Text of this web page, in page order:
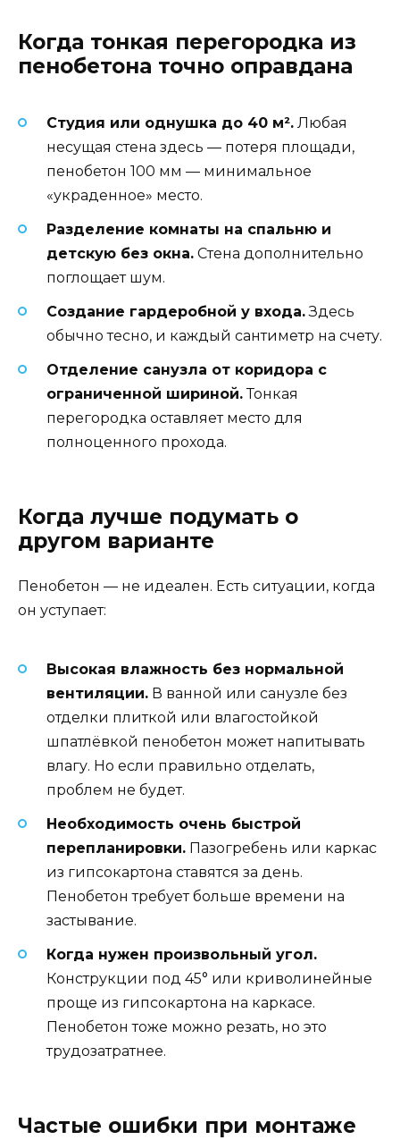
Когда тонкая перегородка из
пенобетона точно оправдана
Студия или однушка до 40 м². Любая
несущая стена здесь — потеря площади,
пенобетон 100 мм — минимальное
«украденное» место.
Разделение комнаты на спальню и
детскую без окна. Стена дополнительно
поглощает шум.
Создание гардеробной у входа.Здесь
обычно тесно, и каждый сантиметр на счету.
Отделение санузла от коридора с
ограниченной шириной.Тонкая
перегородка оставляет место для
полноценного прохода.
Когда лучше подумать о
другом варианте
Пенобетон — не идеален. Есть ситуации, когда
он уступает:
Высокая влажность без нормальной
вентиляции. В ванной или санузле без
отделки плиткой или влагостойкой
шпатлёвкой пенобетон может напитывать
влагу. Но если правильно отделать,
проблем не будет.
Необходимость очень быстрой
перепланировки. Пазогребень или каркас
из гипсокартона ставятся за день.
Пенобетон требует больше времени на
застывание.
Когда нужен произвольный угол.
Конструкции под 45° или криволинейные
проще из гипсокартона на каркасе.
Пенобетон тоже можно резать, но это
трудозатратнее.
Частые ошибки при монтаже